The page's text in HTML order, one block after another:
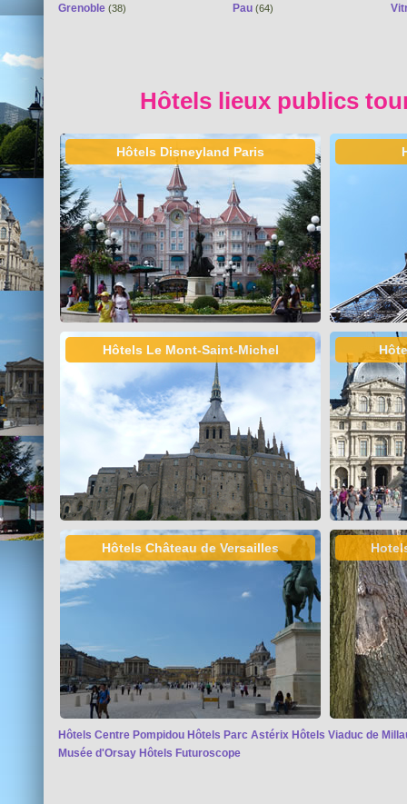
Grenoble (38) Pau (64)
Hôtels lieux publics
Hôtels Disneyland Paris
Hôtels Le Mont-Saint-Michel
Hôtels Château de Versailles
Hôtels Centre Pompidou Hôtels Parc Astérix Hôtels Viaduc de
Musée d'Orsay Hôtels Futuroscope